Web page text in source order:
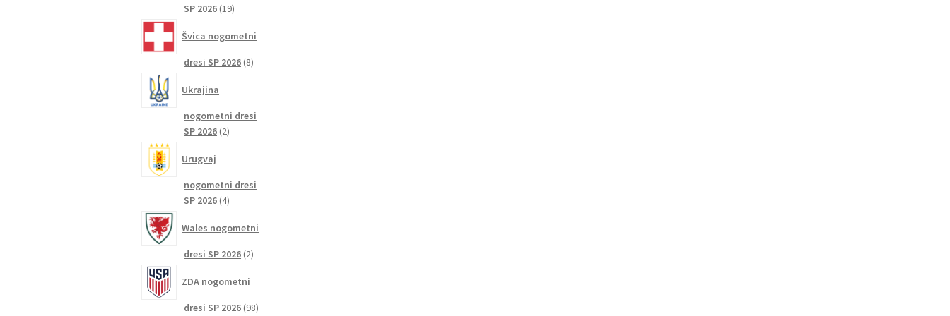
SP 2026 1919
Švica nogometni
dresi SP 2026 88
Ukrajina
nogometni dresi
SP 2026 22
Urugvaj
nogometni dresi
SP 2026 44
Wales nogometni
dresi SP 2026 22
ZDA nogometni
dresi SP 2026 9898